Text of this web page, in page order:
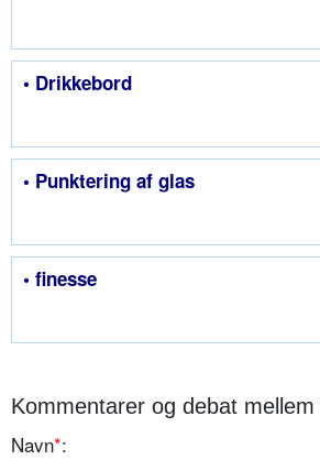
• Drikkebord
• Punktering af glas
• finesse
Kommentarer og debat
Navn*: